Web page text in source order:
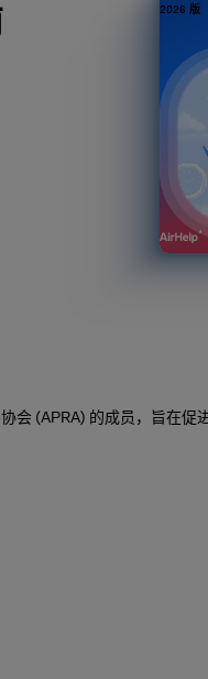
2026 版
会 (APRA) 的成员，旨在促